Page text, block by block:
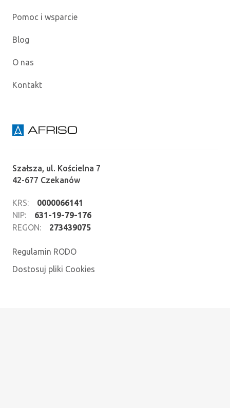
Pomoc i wsparcie
Blog
O nas
Kontakt
Szałsza, ul. Kościelna 7
42-677 Czekanów
KRS:
0000066141
NIP:
631-19-79-176
REGON:
273439075
Regulamin RODO
Dostosuj pliki Cookies